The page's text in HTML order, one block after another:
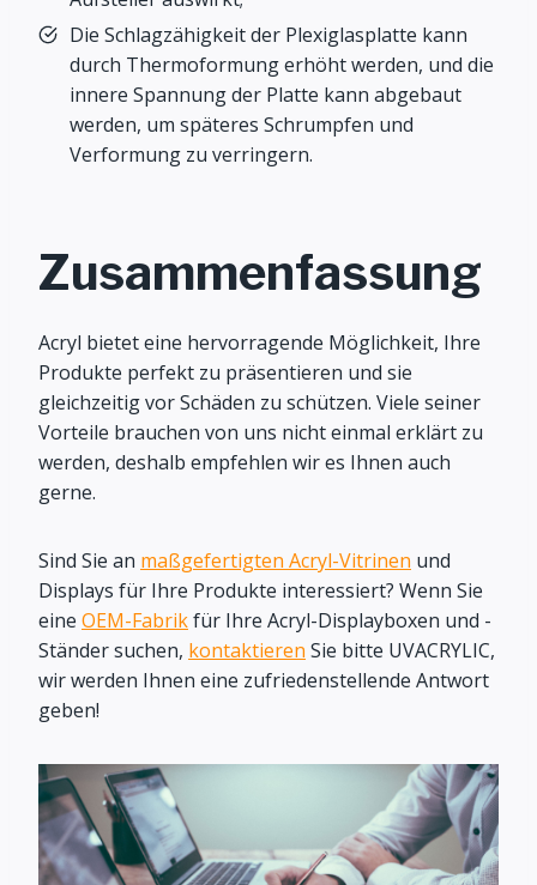
Die Schlagzähigkeit der Plexiglasplatte kann
durch Thermoformung erhöht werden, und die
innere Spannung der Platte kann abgebaut
werden, um späteres Schrumpfen und
Verformung zu verringern.
Zusammenfassung
Acryl bietet eine hervorragende Möglichkeit, Ihre
Produkte perfekt zu präsentieren und sie
gleichzeitig vor Schäden zu schützen. Viele seiner
Vorteile brauchen von uns nicht einmal erklärt zu
werden, deshalb empfehlen wir es Ihnen auch
gerne.
Sind Sie an maßgefertigten Acryl-Vitrinen und
Displays für Ihre Produkte interessiert? Wenn Sie
eine OEM-Fabrikfür Ihre Acryl-Displayboxen und -
Ständer suchen, kontaktieren Sie bitte UVACRYLIC,
wir werden Ihnen eine zufriedenstellende Antwort
geben!